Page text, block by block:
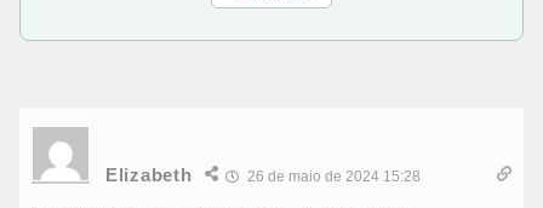
Elizabeth 26 de maio de 2024 15:28